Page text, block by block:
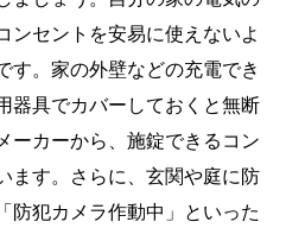
ンセントを安易に使えないよ
す。家の外壁などの充電でき
器具でカバーしておくと無断
ーカーから、施錠できるコン
ます。さらに、玄関や庭に防
防犯カメラ作動中」といった